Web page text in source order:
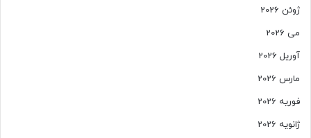
م
گ
و
ن
ژوئن 2026
می 2026
آوریل 2026
مارس 2026
فوریه 2026
ژانویه 2026